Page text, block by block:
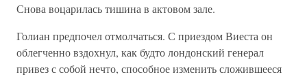
Снова воцарилась тишина в актовом зале.
Голиан предпочел отмолчаться. С приездом Виеста он
облегченно вздохнул, как будто лондонский генерал
привез с собой нечто, способное изменить сложившееся